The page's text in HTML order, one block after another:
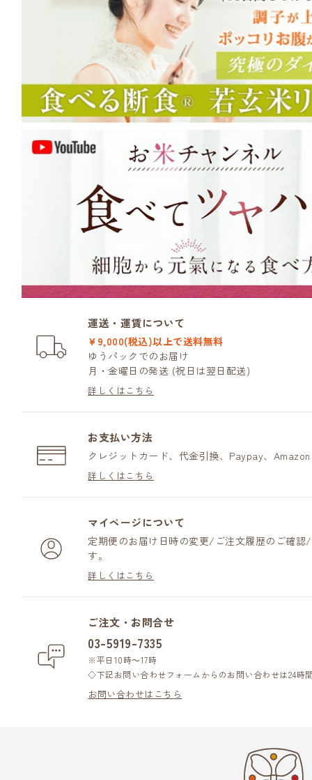
運送・運賃について
¥9,000(税込)以上で送料無料
ゆうパックでのお届け
月・金曜日の発送 (祝日は翌日配送)
詳しくはこちら
お支払い方法
クレジットカード、代金引換、Paypay、
詳しくはこちら
マイページについて
定期便のお届け日時の変更/ご注文履歴のご確
す。
詳しくはこちら
ご注文・お問合せ
03-5919-7335
※平日10時～17時
◇下記お問い合わせフォームからのお問い合わせは24時
お問い合わせはこちら